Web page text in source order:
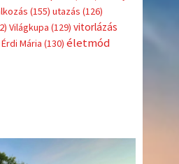
autosport